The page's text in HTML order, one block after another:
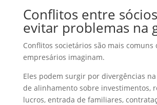
Conflitos entre
evitar problemas na
Conflitos societários são mais comuns
empresários imaginam.
Eles podem surgir por divergências
de alinhamento sobre investimentos,
lucros, entrada de familiares,